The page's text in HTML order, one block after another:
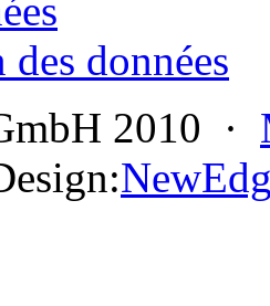
données
2010 ·